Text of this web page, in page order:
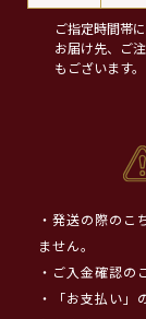
ご指定時間帯
お届け先、ご
もございます。
・発送の際のこ
ません。
・ご入金確認の
・「お支払い」